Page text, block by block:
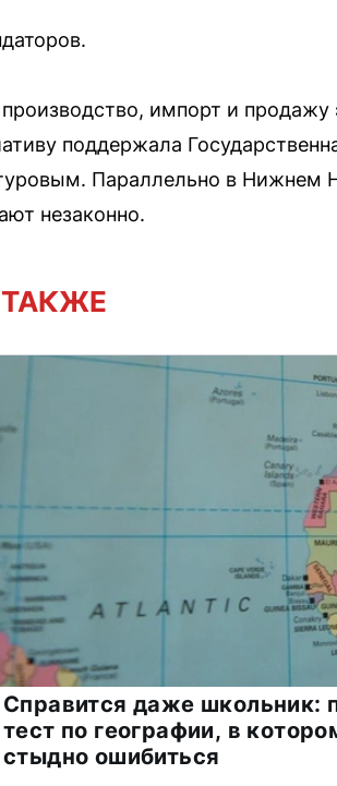
импорт и продажу
поддержала
Параллельно в Нижнем
незаконно.
Справится даже школьник:
тест по географии, в
стыдно ошибиться